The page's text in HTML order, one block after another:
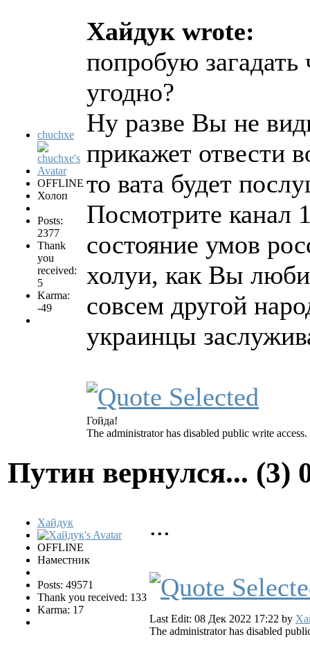
chuchxe
OFFLINE
Холоп
Posts:
2377
Thank
you
received:
5
Karma:
-49
Хайдук wrote:
попробую
угодно?
Ну разве Вы не
прикажет отвести
то вата будет
Посмотрите канал
состояние умов
холуи, как Вы
совсем другой
украинцы
Гойда!
The administrator has disabled public write access.
Путин вернулся... (3)
Хайдук
OFFLINE
Наместник
Posts: 49571
Thank you received: 133
Karma: 17
...
Last Edit: 08 Дек 2022 17:22 by
The administrator has disabled